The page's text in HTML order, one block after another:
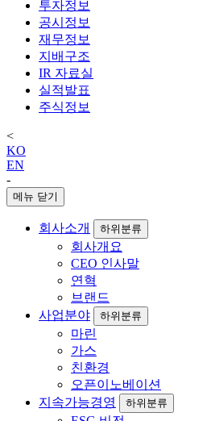
투자정보
공시정보
재무정보
지배구조
IR 자료실
실적발표
주식정보
<
KO
EN
-
메뉴 닫기
회사소개 하위분류
회사개요
CEO 인사말
연혁
브랜드
사업분야
하위분류
마린
가스
친환경
오픈이노베이션
지속가능경영
하위분류